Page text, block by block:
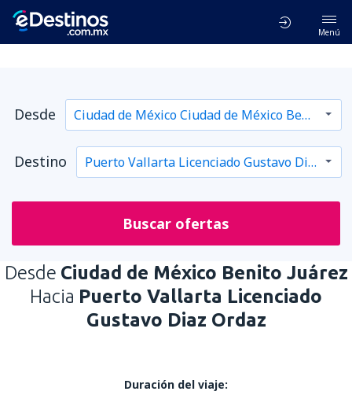
Menú
Desde
Destino
Buscar ofertas
Desde Ciudad de México Benito Juárez
Hacia Puerto Vallarta Licenciado
Gustavo Diaz Ordaz
Duración del viaje: